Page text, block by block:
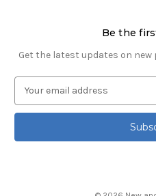
Be the
Get the latest updates on
a
l